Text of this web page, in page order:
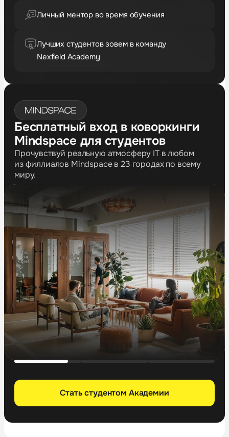
Личный ментор во время обучения
Лучших студентов зовем в команду
Nexfield Academy
Стать студентом Академии
Бесплатный вход в коворкинги
Mindspace для студентов
Прочувствуй реальную атмосферу IT в любом
из филлиалов Mindspace в 23 городах по всему
миру.